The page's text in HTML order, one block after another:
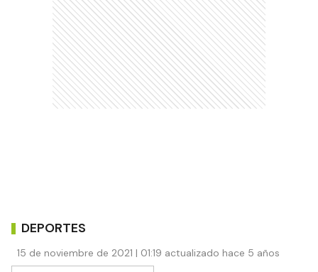
DEPORTES
15 de noviembre de 2021 | 01:19 actualizado hace 5 años